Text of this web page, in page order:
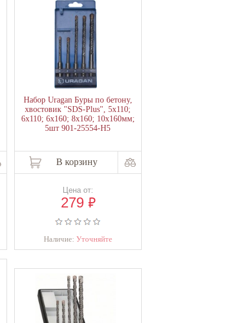
Набор Uragan Буры по бетону,
хвостовик "SDS-Plus", 5х110;
6х110; 6х160; 8х160; 10х160мм;
5шт 901-25554-H5
В корзину
Цена от:
279 ₽
Наличие:Уточняйте